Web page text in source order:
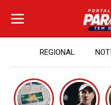
REGIONAL